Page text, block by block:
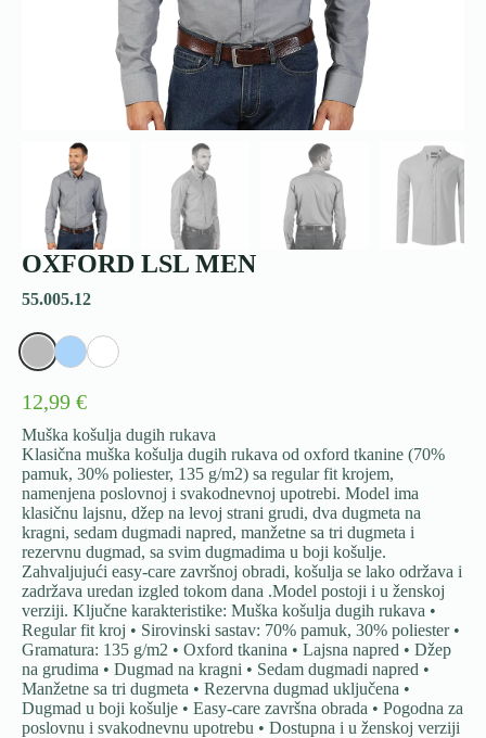
OXFORD LSL MEN
55.005.12
12,99 €
Muška košulja dugih rukava
Klasična muška košulja dugih rukava od oxford tkanine (70%
pamuk, 30% poliester, 135 g/m2) sa regular fit krojem,
namenjena poslovnoj i svakodnevnoj upotrebi. Model ima
klasičnu lajsnu, džep na levoj strani grudi, dva dugmeta na
kragni, sedam dugmadi napred, manžetne sa tri dugmeta i
rezervnu dugmad, sa svim dugmadima u boji košulje.
Zahvaljujući easy-care završnoj obradi, košulja se lako održava i
zadržava uredan izgled tokom dana .Model postoji i u ženskoj
verziji. Ključne karakteristike: Muška košulja dugih rukava •
Regular fit kroj • Sirovinski sastav: 70% pamuk, 30% poliester •
Gramatura: 135 g/m2 • Oxford tkanina • Lajsna napred • Džep
na grudima • Dugmad na kragni • Sedam dugmadi napred •
Manžetne sa tri dugmeta • Rezervna dugmad uključena •
Dugmad u boji košulje • Easy-care završna obrada • Pogodna za
poslovnu i svakodnevnu upotrebu • Dostupna i u ženskoj verziji